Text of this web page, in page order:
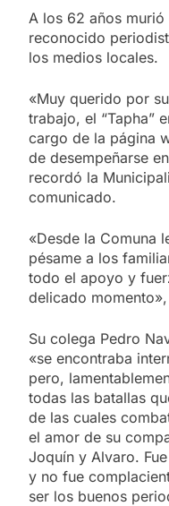
A los 62 años murió
reconocido
los medios locales.
«Muy querido por
trabajo, el “Tapha”
cargo de la página
de desempeñarse
recordó la
comunicado.
«Desde la Comuna
pésame a los
todo el apoyo y
delicado
Su colega Pedro
«se encontraba
pero,
todas las batallas
de las cuales
el amor de su
Joquín y Alvaro.
y no fue
ser los buenos